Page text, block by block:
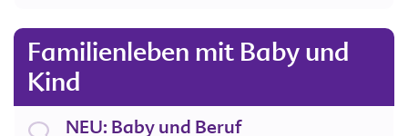
Familienleben mit Baby und
Kind
NEU: Baby und Beruf